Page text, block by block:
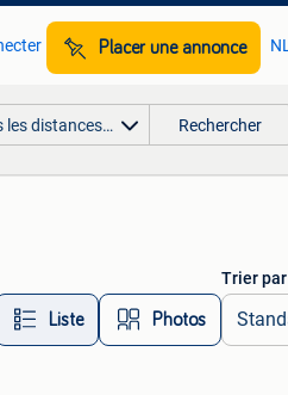
Placer une annonce NL
les distances… Rechercher
Liste Photos
Trier par